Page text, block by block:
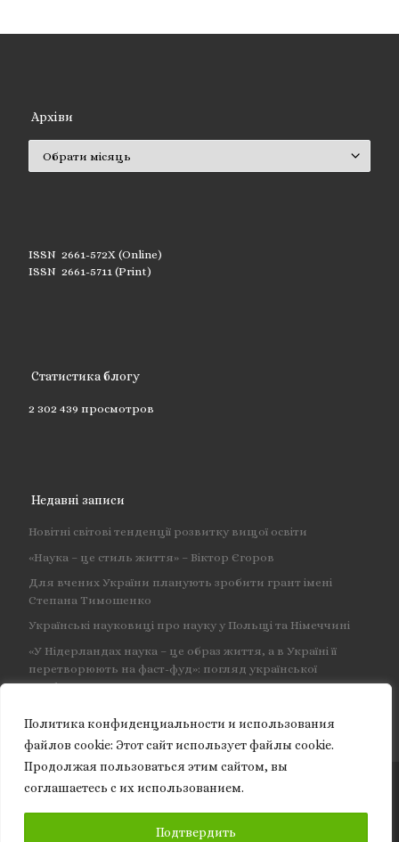
Политика конфиденциальности и использования
файлов сookie: Этот сайт использует файлы cookie.
Продолжая пользоваться этим сайтом, вы
соглашаетесь с их использованием.
Подтвердить
Архіви
ISSN 2661-572X (Online)
ISSN 2661-5711 (Print)
Статистика блогу
2 302 439 просмотров
Недавні записи
Новітні світові тенденції розвитку вищої освіти
«Наука – це стиль життя» – Віктор Єгоров
Для вчених України планують зробити грант імені
Степана Тимошенко
Українські науковиці про науку у Польщі та Німеччині
«У Нідерландах наука – це образ життя, а в Україні її
перетворюють на фаст-фуд»: погляд української
професорки
© 2026Granite of science– Усі права захищено